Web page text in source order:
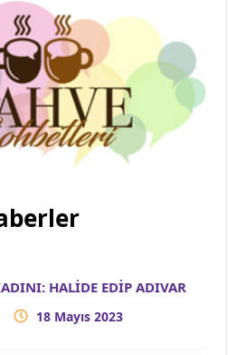
HALİDE EDİP ADIVAR
18 Mayıs 2023